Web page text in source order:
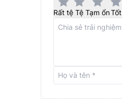
Rất tệ Tệ Tạm ổnTốt